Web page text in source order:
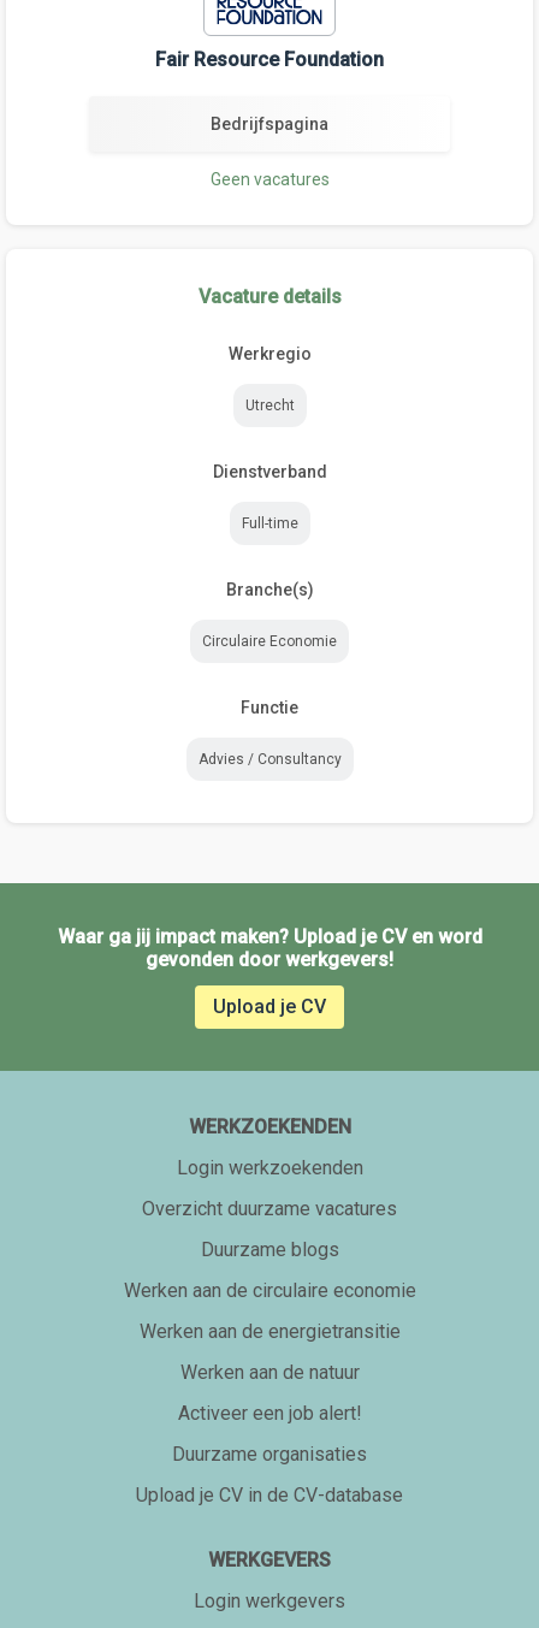
Fair Resource Foundation
Bedrijfspagina
Geen vacatures
Vacature details
Werkregio
Utrecht
Dienstverband
Full-time
Branche(s)
Circulaire Economie
Functie
Advies / Consultancy
Waar ga jij impact maken? Upload je CV en word
gevonden door werkgevers!
Upload je CV
WERKZOEKENDEN
Login werkzoekenden
Overzicht duurzame vacatures
Duurzame blogs
Werken aan de circulaire economie
Werken aan de energietransitie
Werken aan de natuur
Activeer een job alert!
Duurzame organisaties
Upload je CV in de CV-database
WERKGEVERS
Login werkgevers